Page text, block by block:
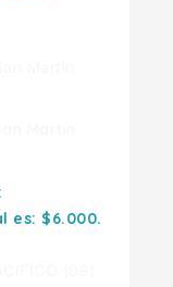
es: $6.000.